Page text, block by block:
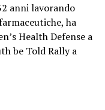
anni lavorando
ha
Health Defense a
be Told Rally a